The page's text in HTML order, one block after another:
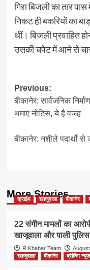
गिरा बिजली का तार
निकट ही बकरियों का
थीं। बिजली प्रवाहित
उसकी चपेट में आने से
Post
navigation
Previous:
बीकानेर: सार्वजनिक
थमाए नोटिस, ये है वजह
बीकानेर: नशीले पदार्थो से
More Stories
क्राईम खाजूवाला बीकानेर
22 संगीन मामलों का
खाजूवाला और पाली
R.Khabar Team
खाजूवाला
बीकानेर ब्रेकिंग न्यूज